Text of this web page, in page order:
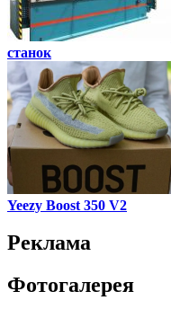
станок
Yeezy Boost 350 V2
Реклама
Фотогалерея